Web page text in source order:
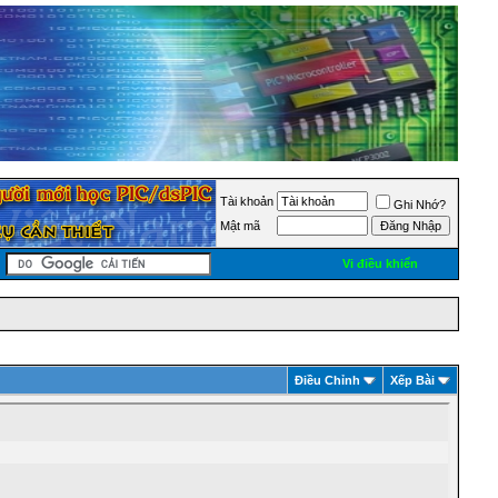
Tài khoản
Ghi Nhớ?
Mật mã
Vi điều khiển
Ðiều Chỉnh Xếp Bài